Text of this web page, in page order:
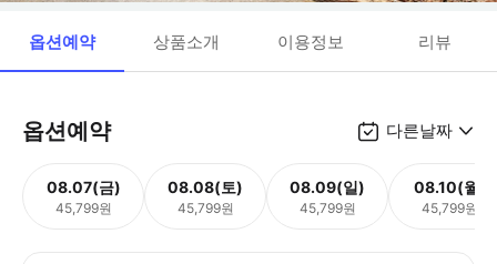
옵션예약 상품소개 이용정보 리뷰
옵션예약 다른날짜
08.07(금)
45,799원
08.08(토)
45,799원
08.09(일)
45,799원
08.10(월)
45,799원